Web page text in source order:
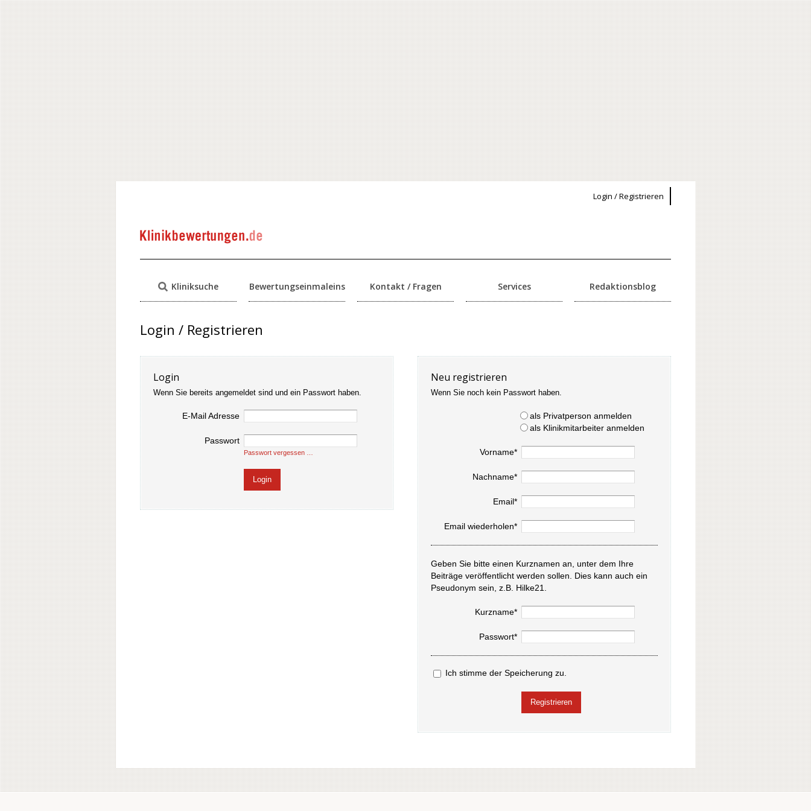
Login / Registrieren
Kliniksuche Bewertungseinmaleins Kontakt / Fragen Services Redaktionsblog
Login / Registrieren
Login
Wenn Sie bereits angemeldet sind und ein Passwort haben.
E-Mail Adresse
Passwort
Passwort vergessen …
Neu registrieren
Wenn Sie noch kein Passwort haben.
als Privatperson anmelden
als Klinikmitarbeiter anmelden
Vorname*
Nachname*
Email*
Email wiederholen*
Geben Sie bitte einen Kurznamen an, unter dem Ihre
Beiträge veröffentlicht werden sollen. Dies kann auch ein
Pseudonym sein, z.B. Hilke21.
Kurzname*
Passwort*
Ich stimme der Speicherung zu.